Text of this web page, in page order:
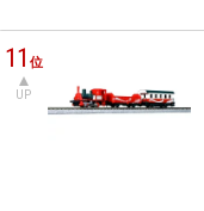
11位
UP